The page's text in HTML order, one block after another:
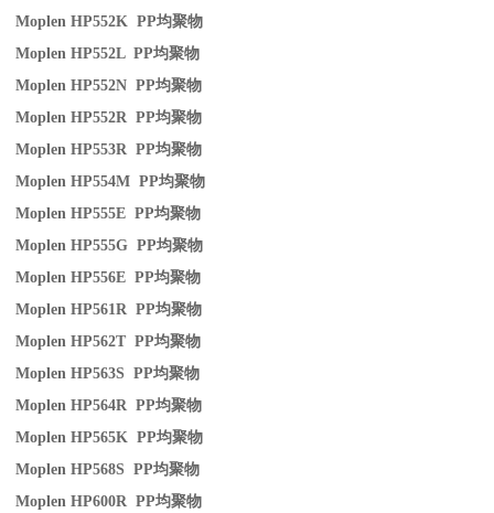
Moplen HP552K PP均聚物
Moplen HP552L PP均聚物
Moplen HP552N PP均聚物
Moplen HP552R PP均聚物
Moplen HP553R PP均聚物
Moplen HP554M PP均聚物
Moplen HP555E PP均聚物
Moplen HP555G PP均聚物
Moplen HP556E PP均聚物
Moplen HP561R PP均聚物
Moplen HP562T PP均聚物
Moplen HP563S PP均聚物
Moplen HP564R PP均聚物
Moplen HP565K PP均聚物
Moplen HP568S PP均聚物
Moplen HP600R PP均聚物